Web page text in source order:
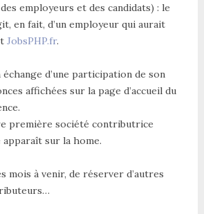
employeurs et des candidats) : le
en fait, d’un employeur qui aurait
JobsPHP.fr.
échange d’une participation de son
affichées sur la page d’accueil du
première société contributrice
sur la home.
mois à venir, de réserver d’autres